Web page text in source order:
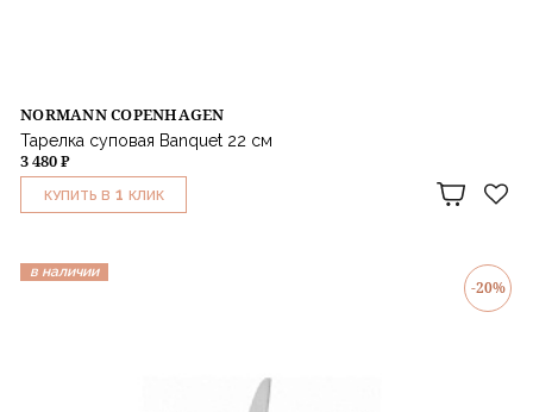
NORMANN COPENHAGEN
Тарелка суповая Banquet 22 см
3 480 ₽
КУПИТЬ В 1 КЛИК
в наличии
-20%